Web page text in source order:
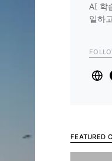
AI 학
일하
FEATURED